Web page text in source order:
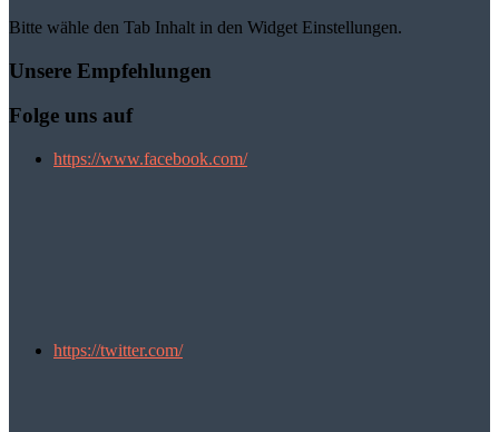
Bitte wähle den Tab Inhalt in den Widget Einstellungen.
Unsere Empfehlungen
Folge uns auf
https://www.facebook.com/
https://twitter.com/